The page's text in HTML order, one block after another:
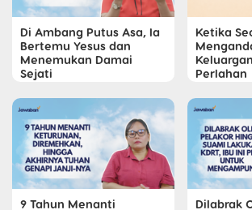
Di Ambang Putus Asa, Ia
Bertemu Yesus dan
Menemukan Damai
Sejati
Ketika
Perlahan
9 Tahun Menanti
Dilabrak